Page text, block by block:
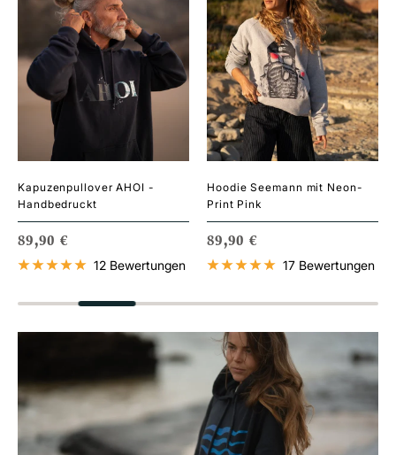
Kapuzenpullover AHOI -
Handbedruckt
ANGEBOTSPREIS
89,90 €
12 Bewertungen
Hoodie Seemann mit Neon-
Print Pink
ANGEBOTSPREIS
89,90 €
17 Bewertungen